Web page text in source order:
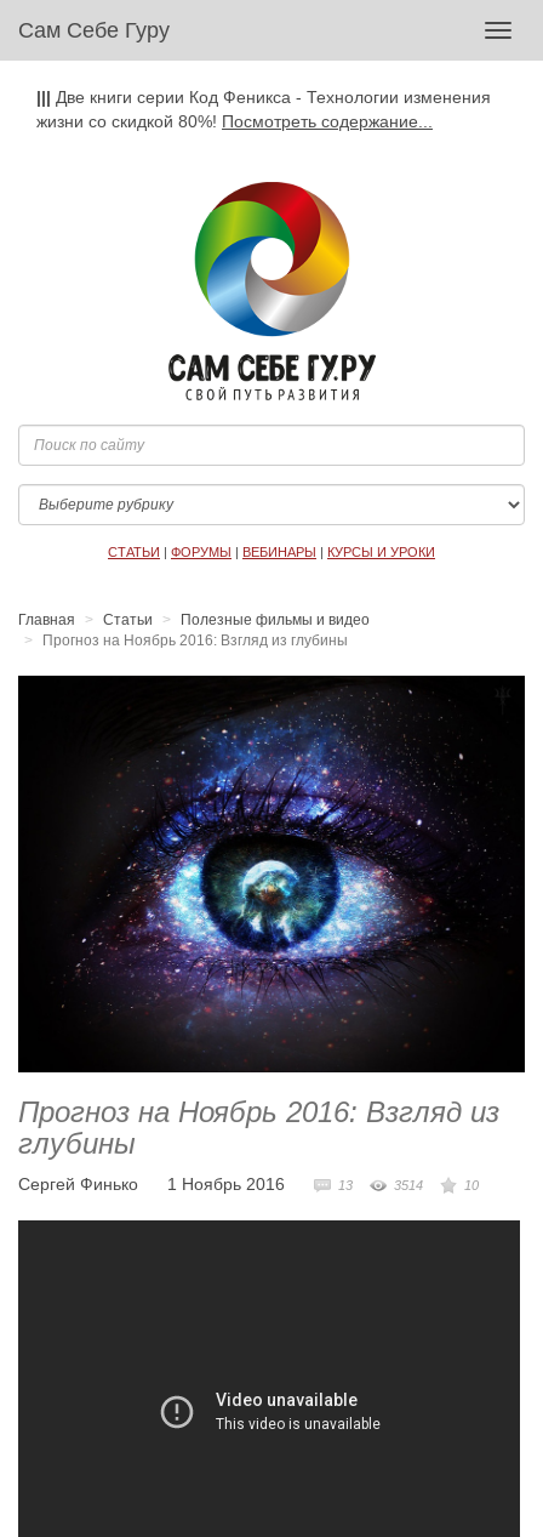
Сам Себе Гуру
||| Две книги серии Код Феникса - Технологии изменения
жизни со скидкой 80%! Посмотреть содержание...
СТАТЬИ | ФОРУМЫ | ВЕБИНАРЫ | КУРСЫ И УРОКИ
Главная Статьи
Полезные фильмы и видео
Прогноз на Ноябрь 2016: Взгляд из глубины
Прогноз на Ноябрь 2016: Взгляд из
глубины
Сергей Финько 1 Ноябрь 2016 13 3514 10